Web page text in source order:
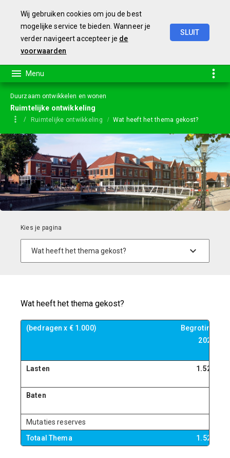
Wij gebruiken cookies om jou de best
mogelijke service te bieden. Wanneer je
verder navigeert accepteer je de
voorwaarden
SLUIT
Duurzaam ontwikkelen en wonen
Ruimtelijke ontwikkeling
Ruimtelijke ontwikkeling Wat heeft het thema gekost?
Wat heeft het thema gekost?
(bedragen x € 1.000)
Begroting
2023
Lasten
1.529
Baten
Mutaties reserves
Totaal Thema
1.529